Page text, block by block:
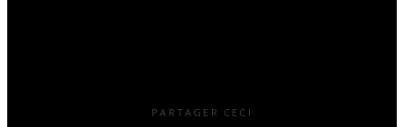
PARTAGER CECI